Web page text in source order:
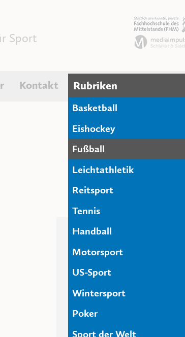
Sport
Kontakt Rubriken
Basketball
Eishockey
Fußball
Leichtathletik
Reitsport
Tennis
Handball
Motorsport
US-Sport
Wintersport
Poker
Sport der Welt
Artikelinformationen
Datum: 22. Mai 2019
Veröffentlicht von:
Auf
Twitter